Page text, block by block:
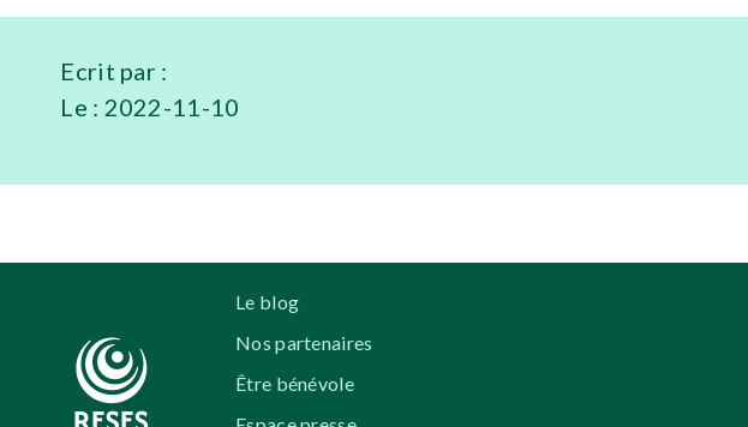
Ecrit par :
Le : 2022-11-10
Le blog
Nos partenaires
Être bénévole